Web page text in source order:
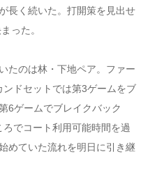
長く続いた。打開策を見出せ
った。
たのは林・下地ペア。ファー
ンドセットでは第3ゲームをブ
6ゲームでブレイクバック
でコート利用可能時間を過
めていた流れを明日に引き継